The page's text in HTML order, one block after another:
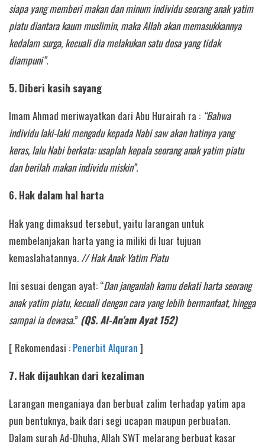
siapa yang memberi makan dan minum individu seorang anak yatim
piatu diantara kaum muslimin, maka Allah akan memasukkannya
kedalam surga, kecuali dia melakukan satu dosa yang tidak
diampuni”.
5. Diberi kasih sayang
Imam Ahmad meriwayatkan dari Abu Hurairah ra : “Bahwa
individu laki-laki mengadu kepada Nabi saw akan hatinya yang
keras, lalu Nabi berkata: usaplah kepala seorang anak yatim piatu
dan berilah makan individu miskin”.
6. Hak dalam hal harta
Hak yang dimaksud tersebut, yaitu larangan untuk
membelanjakan harta yang ia miliki di luar tujuan
kemaslahatannya. // Hak Anak Yatim Piatu
Ini sesuai dengan ayat: “Dan janganlah kamu dekati harta seorang
anak yatim piatu, kecuali dengan cara yang lebih bermanfaat, hingga
sampai ia dewasa.” (QS. Al-An’am Ayat 152)
[ Rekomendasi : Penerbit Alquran ]
7. Hak dijauhkan dari kezaliman
Larangan menganiaya dan berbuat zalim terhadap yatim apa
pun bentuknya, baik dari segi ucapan maupun perbuatan.
Dalam surah Ad-Dhuha, Allah SWT melarang berbuat kasar